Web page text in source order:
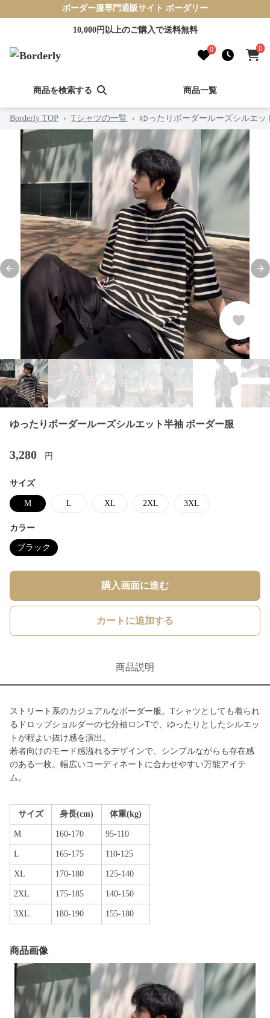
ボーダー服専門通販サイト ボーダリー
10,000円以上のご購入で送料無料
0 0
商品を検索する 商品一覧
Borderly TOP › Tシャツの一覧 › ゆったりボーダールーズシルエッ
Previous slide
ゆったりボーダールーズシルエット半袖 ボーダー服
3,280 円
サイズ
M L XL 2XL 3XL
カラー
ブラック
購入画面に進む
カートに追加する
商品説明
ストリート系のカジュアルなボーダー服。Tシャツとしても着られ
るドロップショルダーの七分袖ロンTで、ゆったりとしたシルエッ
トが程よい抜け感を演出。
若者向けのモード感溢れるデザインで、シンプルながらも存在感
のある一枚。幅広いコーディネートに合わせやすい万能アイテ
ム。
サイズ 身長(cm) 体重(kg)
M 160-170 95-110
L 165-175 110-125
XL 170-180 125-140
2XL 175-185 140-150
3XL 180-190 155-180
商品画像